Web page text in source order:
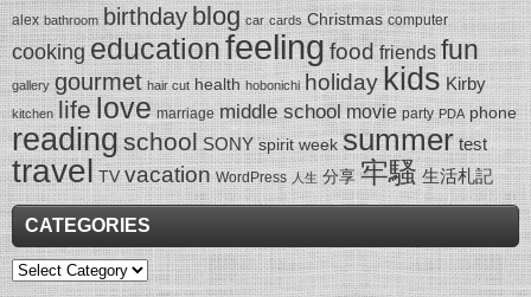
alex bathroom birthday blog car cards Christmas computer
cooking educationfeelingfood friends fun
gallery gourmet hair cut health hobonichi holidaykids Kirby
kitchen life love marriage middle school movie party PDA phone
readingschool SONY spirit week summer test
travel TV vacation WordPress 人生 分享 牢騷 生活札記
CATEGORIES
Categories